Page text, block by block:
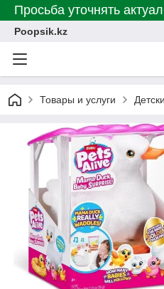
Просьба уточнять
Poopsik.kz
Товары и услуги